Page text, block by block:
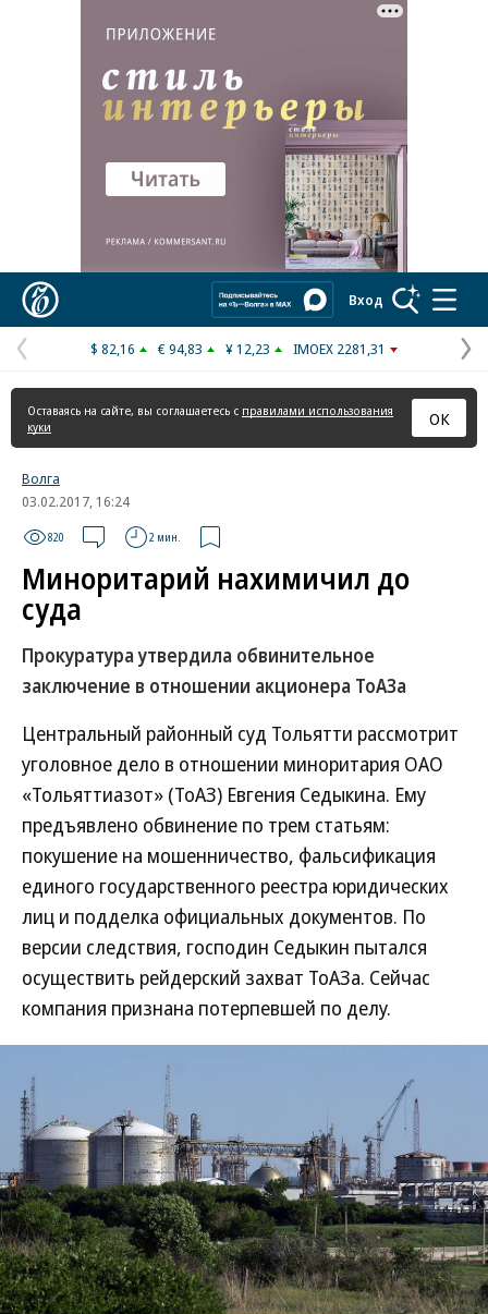
Вход
Предыдущая
страница
$ 82,16 € 94,83 ¥ 12,23 IMOEX 2281,31
Оставаясь на сайте, вы соглашаетесь с правилами использования
куки
ОК
Волга
03.02.2017, 16:24
820 2 мин.
Миноритарий нахимичил до
суда
Прокуратура утвердила обвинительное
заключение в отношении акционера ТоАЗа
Центральный районный суд Тольятти рассмотрит
уголовное дело в отношении миноритария ОАО
«Тольяттиазот» (ТоАЗ) Евгения Седыкина. Ему
предъявлено обвинение по трем статьям:
покушение на мошенничество, фальсификация
единого государственного реестра юридических
лиц и подделка официальных документов. По
версии следствия, господин Седыкин пытался
осуществить рейдерский захват ТоАЗа. Сейчас
компания признана потерпевшей по делу.